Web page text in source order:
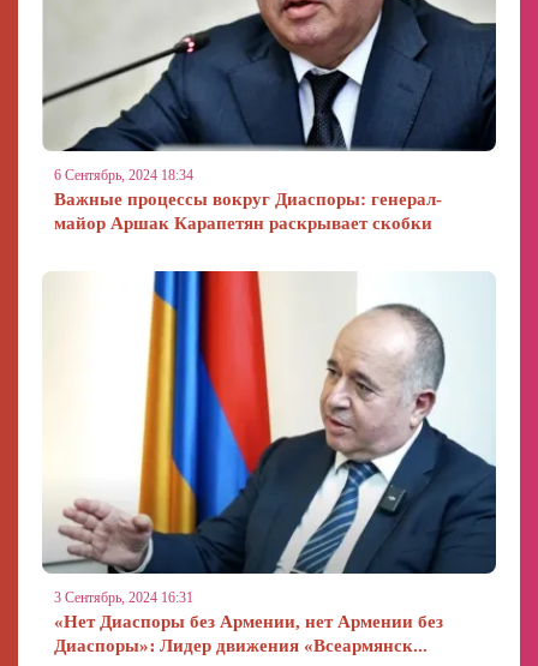
6 Сентябрь, 2024 18:34
Важные процессы вокруг Диаспоры: генерал-
майор Аршак Карапетян раскрывает скобки
3 Сентябрь, 2024 16:31
«Нет Диаспоры без Армении, нет Армении без
Диаспоры»։ Лидер движения «Всеармянск...